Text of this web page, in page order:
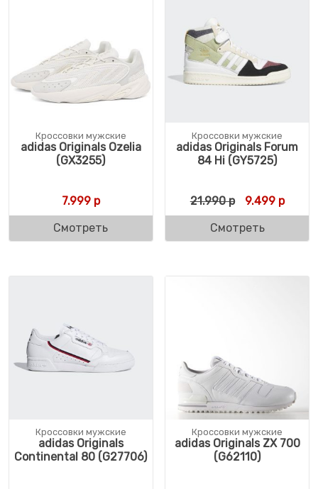
Кроссовки мужские
adidas Originals Ozelia
(GX3255)
7.999р
Смотреть
Кроссовки мужские
adidas Originals Forum
84 Hi (GY5725)
21.990р 9.499р
Смотреть
Кроссовки мужские
adidas Originals
Continental 80 (G27706)
Кроссовки мужские
adidas Originals ZX 700
(G62110)